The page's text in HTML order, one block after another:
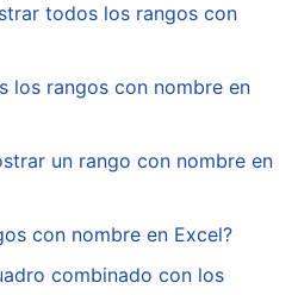
todos los rangos con
los rangos con nombre en
un rango con nombre en
con nombre en Excel?
combinado con los